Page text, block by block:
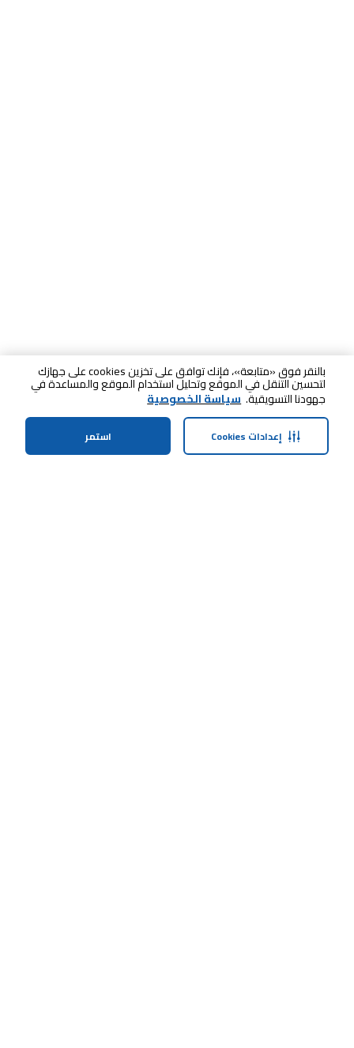
بالنقر فوق «متابعة»، فإنك توافق على تخزين cookies على جهازك
لتحسين التنقل في الموقع وتحليل استخدام الموقع والمساعدة في
جهودنا التسويقية. سياسة الخصوصية
استمر إعدادات Cookies
الرئيسية الفئات الملف الشخصي سلة التسوق